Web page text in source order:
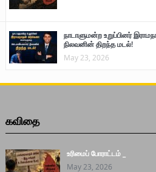
நாடாளுமன்ற உறுப்பினர்
நிலவனின் திறந்த மடல்!
May 23, 2026
கவிதை
உரிமைப் போராட்டம் _
May 23, 2026